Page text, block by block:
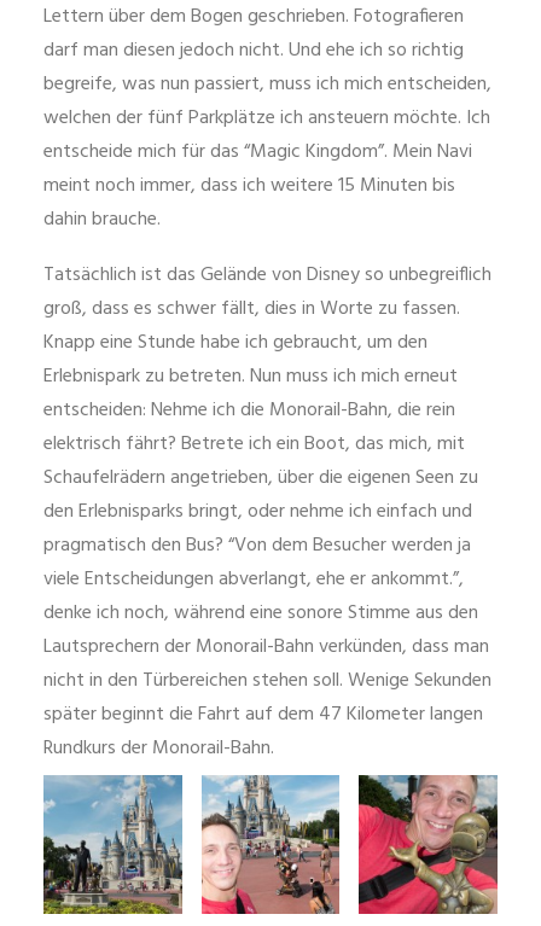
Lettern über dem Bogen geschrieben. Fotografieren
darf man diesen jedoch nicht. Und ehe ich so richtig
begreife, was nun passiert, muss ich mich entscheiden,
welchen der fünf Parkplätze ich ansteuern möchte. Ich
entscheide mich für das “Magic Kingdom”. Mein Navi
meint noch immer, dass ich weitere 15 Minuten bis
dahin brauche.
Tatsächlich ist das Gelände von Disney so unbegreiflich
groß, dass es schwer fällt, dies in Worte zu fassen.
Knapp eine Stunde habe ich gebraucht, um den
Erlebnispark zu betreten. Nun muss ich mich erneut
entscheiden: Nehme ich die Monorail-Bahn, die rein
elektrisch fährt? Betrete ich ein Boot, das mich, mit
Schaufelrädern angetrieben, über die eigenen Seen zu
den Erlebnisparks bringt, oder nehme ich einfach und
pragmatisch den Bus? “Von dem Besucher werden ja
viele Entscheidungen abverlangt, ehe er ankommt.”,
denke ich noch, während eine sonore Stimme aus den
Lautsprechern der Monorail-Bahn verkünden, dass man
nicht in den Türbereichen stehen soll. Wenige Sekunden
später beginnt die Fahrt auf dem 47 Kilometer langen
Rundkurs der Monorail-Bahn.